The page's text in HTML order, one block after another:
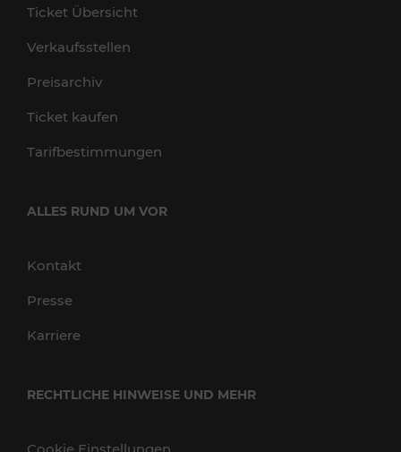
Ticket Übersicht
Verkaufsstellen
Preisarchiv
Ticket kaufen
Tarifbestimmungen
ALLES RUND UM VOR
Kontakt
Presse
Karriere
RECHTLICHE HINWEISE UND MEHR